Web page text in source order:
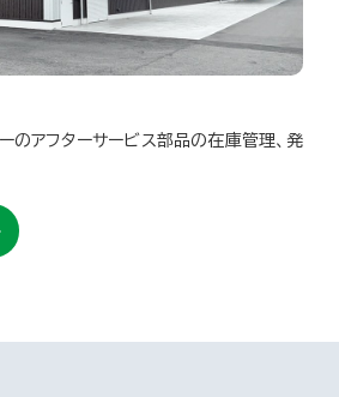
のアフターサービス部品の在庫管理、発